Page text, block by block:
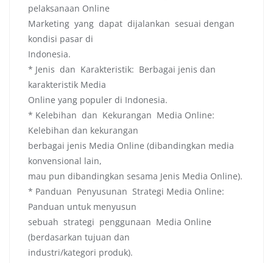
pelaksanaan Online
Marketing yang dapat dijalankan sesuai dengan
kondisi pasar di
Indonesia.
* Jenis dan Karakteristik: Berbagai jenis dan
karakteristik Media
Online yang populer di Indonesia.
* Kelebihan dan Kekurangan Media Online:
Kelebihan dan kekurangan
berbagai jenis Media Online (dibandingkan media
konvensional lain,
mau pun dibandingkan sesama Jenis Media Online).
* Panduan Penyusunan Strategi Media Online:
Panduan untuk menyusun
sebuah strategi penggunaan Media Online
(berdasarkan tujuan dan
industri/kategori produk).